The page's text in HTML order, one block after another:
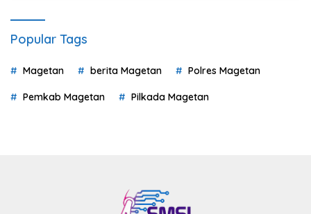
Popular Tags
Magetan berita Magetan Polres Magetan
Pemkab Magetan Pilkada Magetan